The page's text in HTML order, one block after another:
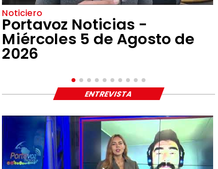
Noticiero
Portavoz Noticias -
Miércoles 5 de Agosto de
2026
ENTREVISTA